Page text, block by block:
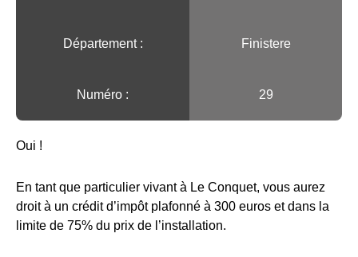
Département : Finistere
Numéro : 29
Oui !
En tant que particulier vivant à Le Conquet, vous aurez
droit à un crédit d’impôt plafonné à 300 euros et dans la
limite de 75% du prix de l’installation.